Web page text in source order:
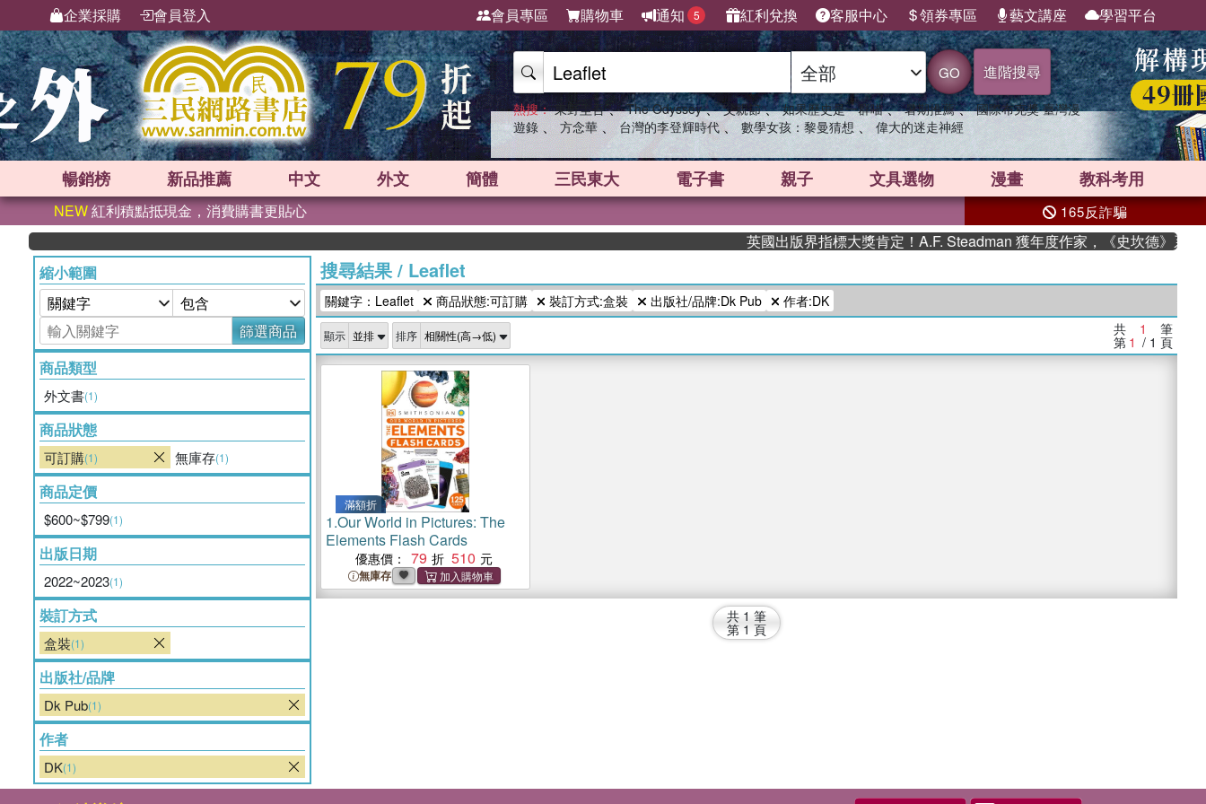
企業採購 會員登入 會員專區 購物車 通知 5 紅利兌換 客服中心 領券專區 藝文講座 學習平台
GO 進階搜尋
熱搜： 東野圭吾 、 The Odyssey 、 父親節 、 如果歷史是一群喵 、 暑期推薦 、 國際布克獎 臺灣漫
遊錄 、 方念華 、 台灣的李登輝時代 、 數學女孩：黎曼猜想 、 偉大的迷走神經
暢銷榜 新品推薦 中文 外文 簡體 三民東大 電子書 親子 文具選物 漫畫 教科考用
NEW紅利積點抵現金，消費購書更貼心 165反詐騙
英國出版界指標大獎肯定！A.F. Steadman 獲年度作家，《史坎德》系列
縮小範圍
篩選商品
商品類型
外文書(1)
商品狀態
可訂購(1) 無庫存(1)
商品定價
$600~$799(1)
出版日期
2022~2023(1)
裝訂方式
盒裝(1)
出版社/品牌
Dk Pub(1)
作者
DK(1)
搜尋結果/ Leaflet
關鍵字：Leaflet 商品狀態:可訂購 裝訂方式:盒裝 出版社/品牌:Dk Pub 作者:DK
顯示 排序 共 1 筆
第 1 / 1 頁
滿額折
1.Our World in Pictures: The
Elements Flash Cards
優惠價： 79 510
無庫存
共 1 筆
第 1 頁